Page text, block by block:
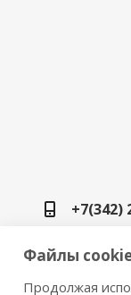
+7(342)
Файлы
Продолжая